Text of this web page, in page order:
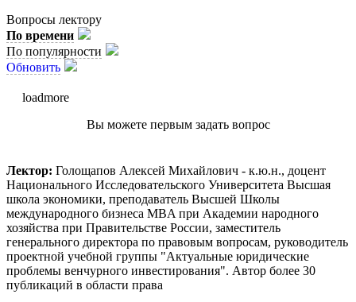
Вопросы лектору
По времени
По популярности
Обновить
loadmore
Вы можете первым задать вопрос
Лектор: Голощапов Алексей Михайлович - к.ю.н., доцент
Национального Исследовательского Университета Высшая
школа экономики, преподаватель Высшей Школы
международного бизнеса MBA при Академии народного
хозяйства при Правительстве России, заместитель
генерального директора по правовым вопросам, руководитель
проектной учебной группы "Актуальные юридические
проблемы венчурного инвестирования". Автор более 30
публикаций в области права